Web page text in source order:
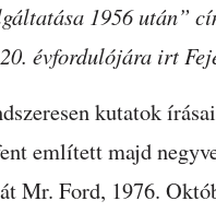
1956 után”
évfordulójára irt
kutatok
említett majd
Mr. Ford, 1976.